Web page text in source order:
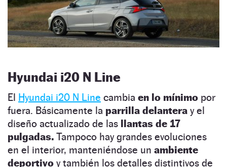
Hyundai i20 N Line
El Hyundai i20 N Line cambia en lo mínimo por
fuera. Básicamente la parrilla delantera y el
diseño actualizado de las llantas de 17
pulgadas. Tampoco hay grandes evoluciones
en el interior, manteniéndose un ambiente
deportivo y también los detalles distintivos de